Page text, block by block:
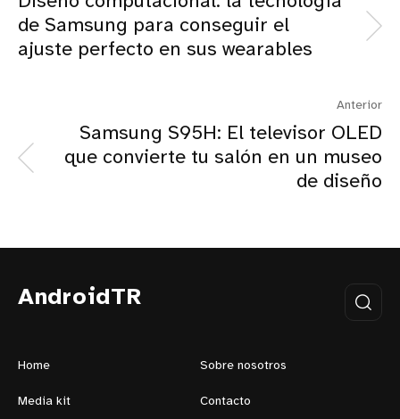
de Samsung para conseguir el
ajuste perfecto en sus wearables
Anterior
Samsung S95H: El televisor OLED
que convierte tu salón en un museo
de diseño
AndroidTR
Home Sobre nosotros
Media kit Contacto